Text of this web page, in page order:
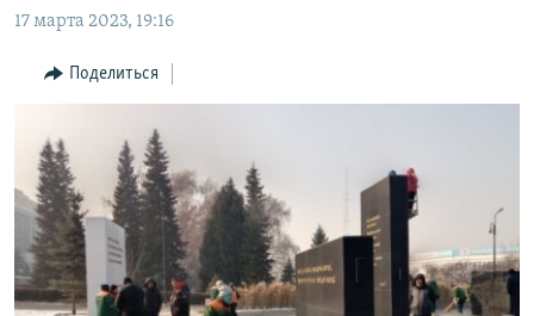
ТОҶИКӢ
TÜRKMENÇE
Все сайты РСЕ/РС
17 марта 2023, 19:16
Поделиться